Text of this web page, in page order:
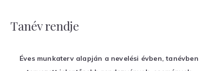
Tanév rendje
Éves munkaterv alapján a nevelési évben, tanévben